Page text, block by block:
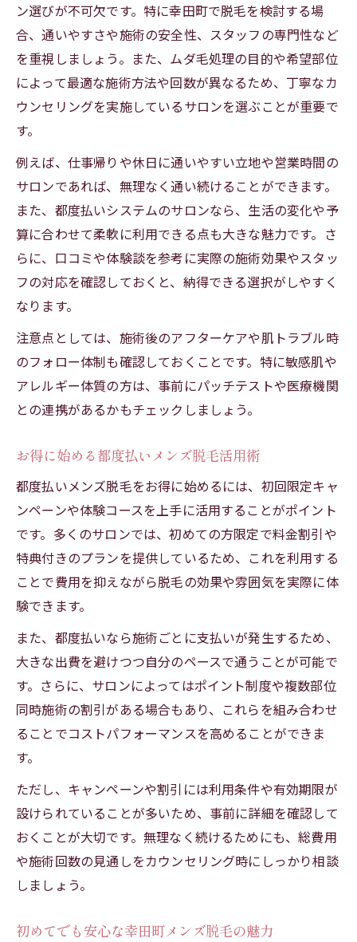
ン選びが不可欠です。特に幸田町で脱毛を検討する場
合、通いやすさや施術の安全性、スタッフの専門性など
を重視しましょう。また、ムダ毛処理の目的や希望部位
によって最適な施術方法や回数が異なるため、丁寧なカ
ウンセリングを実施しているサロンを選ぶことが重要で
す。
例えば、仕事帰りや休日に通いやすい立地や営業時間の
サロンであれば、無理なく通い続けることができます。
また、都度払いシステムのサロンなら、生活の変化や予
算に合わせて柔軟に利用できる点も大きな魅力です。さ
らに、口コミや体験談を参考に実際の施術効果やスタッ
フの対応を確認しておくと、納得できる選択がしやすく
なります。
注意点としては、施術後のアフターケアや肌トラブル時
のフォロー体制も確認しておくことです。特に敏感肌や
アレルギー体質の方は、事前にパッチテストや医療機関
との連携があるかもチェックしましょう。
お得に始める都度払いメンズ脱毛活用術
都度払いメンズ脱毛をお得に始めるには、初回限定キャ
ンペーンや体験コースを上手に活用することがポイント
です。多くのサロンでは、初めての方限定で料金割引や
特典付きのプランを提供しているため、これを利用する
ことで費用を抑えながら脱毛の効果や雰囲気を実際に体
験できます。
また、都度払いなら施術ごとに支払いが発生するため、
大きな出費を避けつつ自分のペースで通うことが可能で
す。さらに、サロンによってはポイント制度や複数部位
同時施術の割引がある場合もあり、これらを組み合わせ
ることでコストパフォーマンスを高めることができま
す。
ただし、キャンペーンや割引には利用条件や有効期限が
設けられていることが多いため、事前に詳細を確認して
おくことが大切です。無理なく続けるためにも、総費用
や施術回数の見通しをカウンセリング時にしっかり相談
しましょう。
初めてでも安心な幸田町メンズ脱毛の魅力